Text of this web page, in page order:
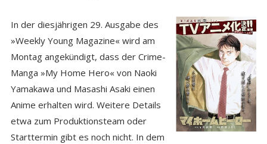
In der diesjährigen 29. Ausgabe des
»Weekly Young Magazine« wird am
Montag angekündigt, dass der Crime-
Manga »My Home Hero« von Naoki
Yamakawa und Masashi Asaki einen
Anime erhalten wird. Weitere Details
etwa zum Produktionsteam oder
Starttermin gibt es noch nicht. In dem